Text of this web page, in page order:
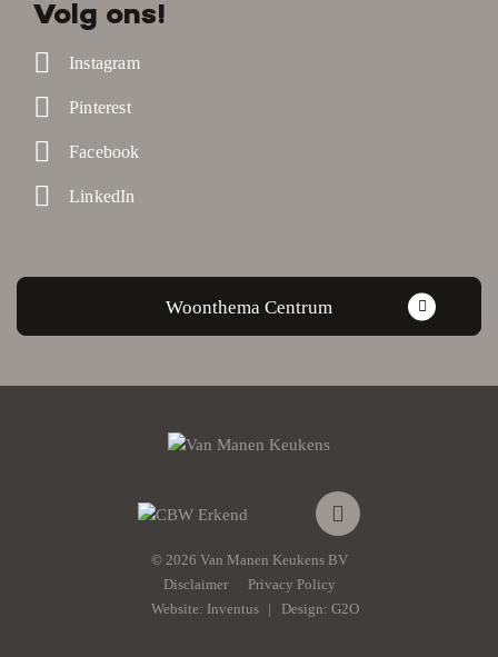
Volg ons!
Instagram
Pinterest
Facebook
LinkedIn
Woonthema Centrum
© 2026 Van Manen Keukens BV
Disclaimer
Privacy Policy
Website: Inventus Design: G2O